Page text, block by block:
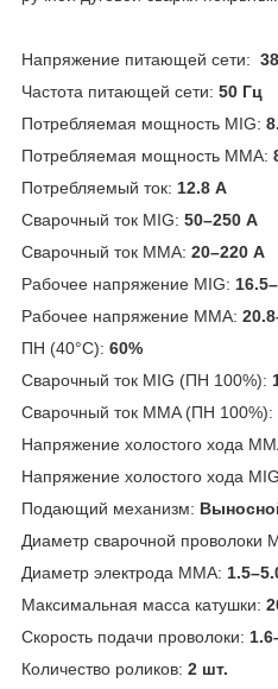
Напряжение питающей сети:
Частота питающей сети: 50 Гц
Потребляемая мощность MIG:
Потребляемая мощность ММА:
Потребляемый ток: 12.8 А
Сварочный ток MIG: 50–250 А
Сварочный ток MMA: 20–220 А
Рабочее напряжение MIG:
Рабочее напряжение ММА:
ПН (40°C): 60%
Сварочный ток MIG (ПН 100%):
Сварочный ток MMA (ПН 100%):
Напряжение холостого хода
Напряжение холостого хода
Подающий механизм:
Диаметр сварочной проволоки
Диаметр электрода MMA:
Максимальная масса катушки:
Скорость подачи проволоки:
Количество роликов: 2 шт.